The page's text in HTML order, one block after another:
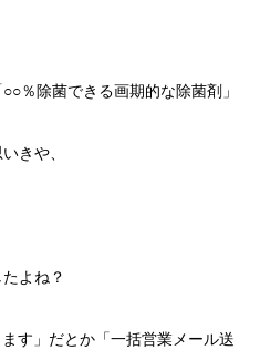
％除菌できる画期的な除菌剤」
きや、
よね？
す」だとか「一括営業メール送